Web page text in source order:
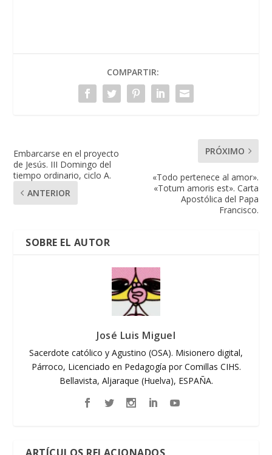
COMPARTIR:
Embarcarse en el proyecto
de Jesús. III Domingo del
tiempo ordinario, ciclo A.
ANTERIOR
PRÓXIMO
«Todo pertenece al amor».
«Totum amoris est». Carta
Apostólica del Papa
Francisco.
SOBRE EL AUTOR
José Luis Miguel
Sacerdote católico y Agustino (OSA). Misionero digital,
Párroco, Licenciado en Pedagogía por Comillas CIHS.
Bellavista, Aljaraque (Huelva), ESPAÑA.